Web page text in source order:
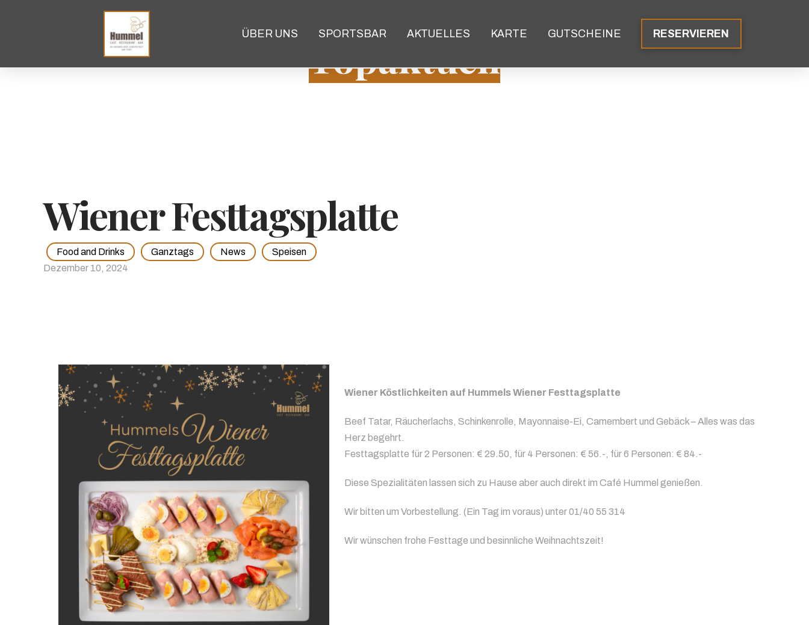
ÜBER UNS SPORTSBAR AKTUELLES KARTE GUTSCHEINE RESERVIEREN
Topaktuell
Wiener Festtagsplatte
Food and Drinks Ganztags News
Speisen
Dezember 10, 2024
Wiener Köstlichkeiten auf Hummels Wiener Festtagsplatte
Beef Tatar, Räucherlachs, Schinkenrolle, Mayonnaise-Ei, Camembert und Gebäck – Alles was das
Herz begehrt.
Festtagsplatte für 2 Personen: € 29.50, für 4 Personen: € 56.-, für 6 Personen: € 84.-
Diese Spezialitäten lassen sich zu Hause aber auch direkt im Café Hummel genießen.
Wir bitten um Vorbestellung. (Ein Tag im voraus) unter 01/40 55 314
Wir wünschen frohe Festtage und besinnliche Weihnachtszeit!